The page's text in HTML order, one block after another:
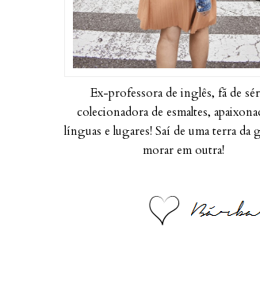
Ex-professora de inglês, fã de
colecionadora de esmaltes,
línguas e lugares! Saí de uma terra da
morar em outra!